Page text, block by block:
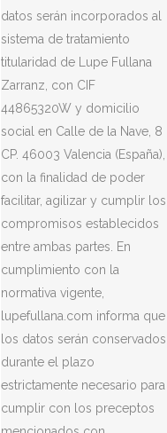
datos serán incorporados al
sistema de tratamiento
titularidad de Lupe Fullana
Zarranz, con CIF
44865320W y domicilio
social en Calle de la Nave, 8
CP. 46003 Valencia (España),
con la finalidad de poder
facilitar, agilizar y cumplir los
compromisos establecidos
entre ambas partes. En
cumplimiento con la
normativa vigente,
lupefullana.com informa que
los datos serán conservados
durante el plazo
estrictamente necesario para
cumplir con los preceptos